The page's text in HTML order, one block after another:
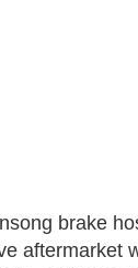
brake
aftermarket